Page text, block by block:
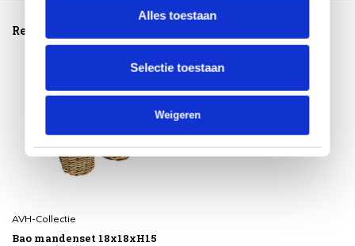
Alles toestaan
Selectie toestaan
Weigeren
Reeds bekeken
AVH-Collectie
Bao mandenset 18x18xH15